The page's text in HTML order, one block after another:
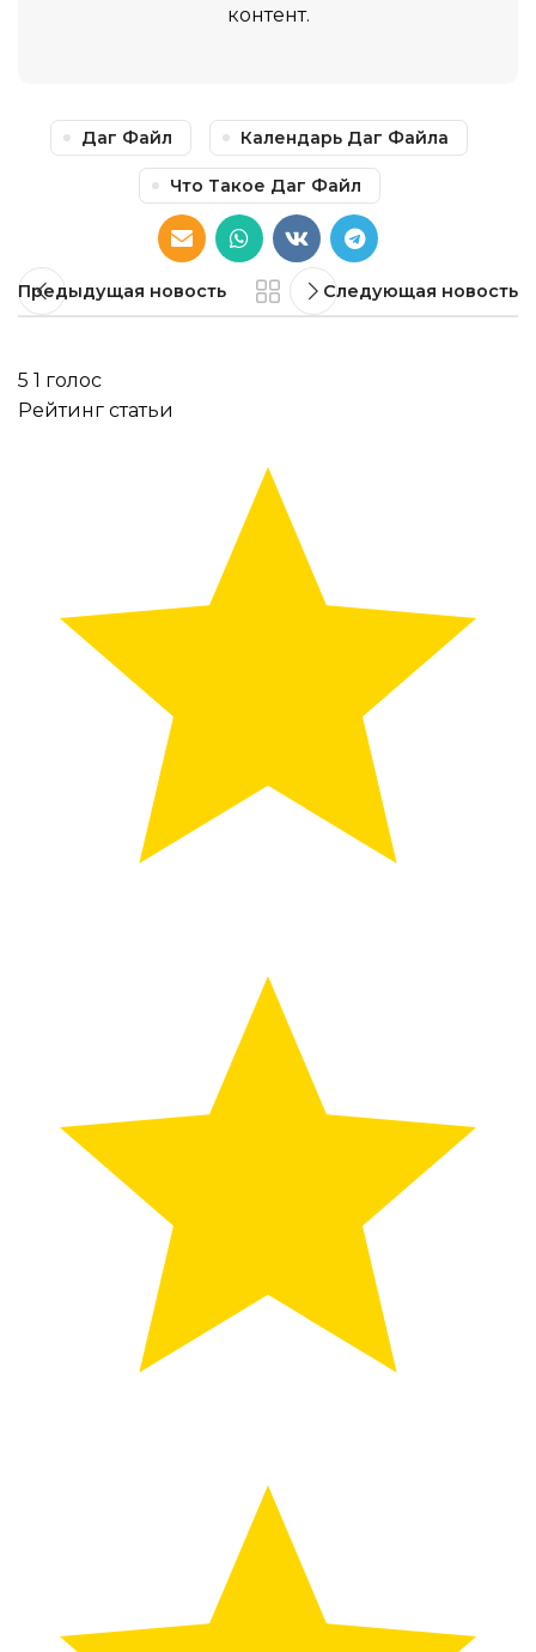
контент.
Даг Файл Календарь Даг Файла
Что Такое Даг Файл
Предыдущая новость Следующая новость
5 1 голос
Рейтинг статьи